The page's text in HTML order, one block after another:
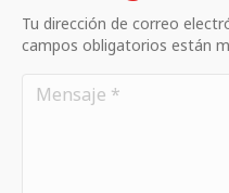
Tu dirección de correo
campos obligatorios están